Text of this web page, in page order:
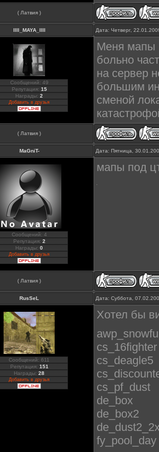
( Латвия )
llll_MAYA_llll Дата: Четверг,
Сообщений: 49
Репутация: 15
Награды:2
Добавить в друзья
Меня мапы
больно
на сервер
большим
сменой
( Латвия )
MaGniT- Дата: Пятница,
Сообщений: 4
Репутация: 2
Награды:0
Добавить в друзья
мапы под
( Латвия )
RusSeL Дата: Суббота,
Сообщений: 611
Репутация: 151
Награды:28
Добавить в друзья
Хотел бы
cs_16fighter
cs_deagle5
cs_pf_dust
de_box
de_box2
fy_pool_day